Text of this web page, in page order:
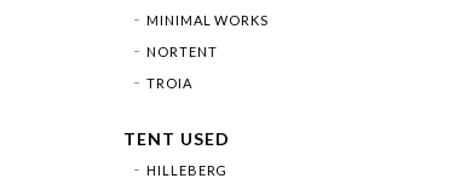
MINIMAL WORKS
NORTENT
TROIA
TENT USED
HILLEBERG